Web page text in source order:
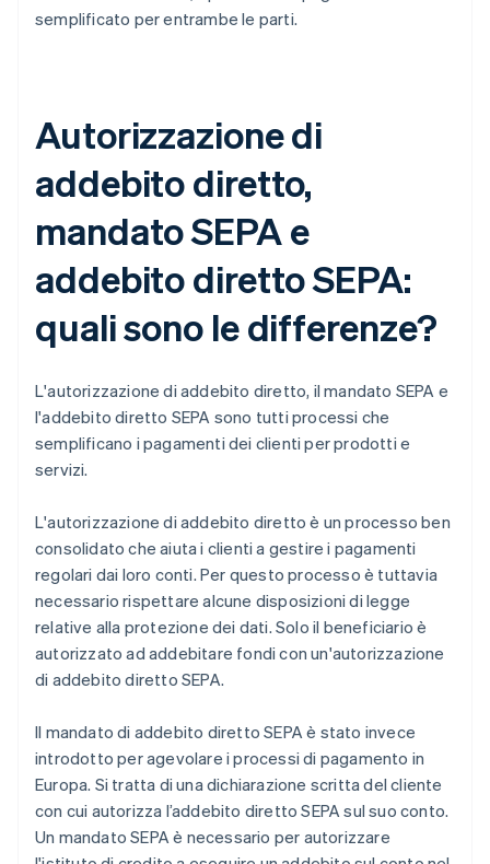
semplificato per entrambe le parti.
Autorizzazione di
addebito diretto,
mandato SEPA e
addebito diretto SEPA:
quali sono le differenze?
L'autorizzazione di addebito diretto, il mandato SEPA e
l'addebito diretto SEPA sono tutti processi che
semplificano i pagamenti dei clienti per prodotti e
servizi.
L'autorizzazione di addebito diretto è un processo ben
consolidato che aiuta i clienti a gestire i pagamenti
regolari dai loro conti. Per questo processo è tuttavia
necessario rispettare alcune disposizioni di legge
relative alla protezione dei dati. Solo il beneficiario è
autorizzato ad addebitare fondi con un'autorizzazione
di addebito diretto SEPA.
Il mandato di addebito diretto SEPA è stato invece
introdotto per agevolare i processi di pagamento in
Europa. Si tratta di una dichiarazione scritta del cliente
con cui autorizza l’addebito diretto SEPA sul suo conto.
Un mandato SEPA è necessario per autorizzare